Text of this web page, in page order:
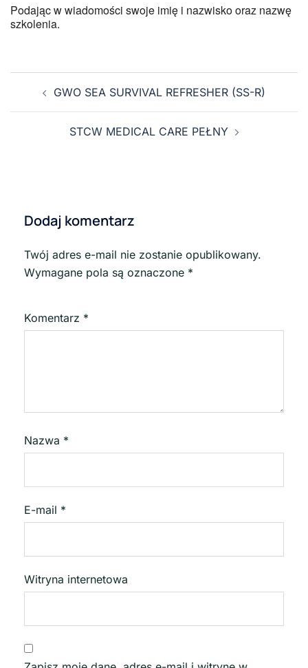
Podając w wiadomości swoje imię i nazwisko oraz nazwę
szkolenia.
GWO SEA SURVIVAL REFRESHER (SS-R)
STCW MEDICAL CARE PEŁNY
Dodaj komentarz
Twój adres e-mail nie zostanie opublikowany.
Wymagane pola są oznaczone *
Komentarz *
Nazwa *
E-mail *
Witryna internetowa